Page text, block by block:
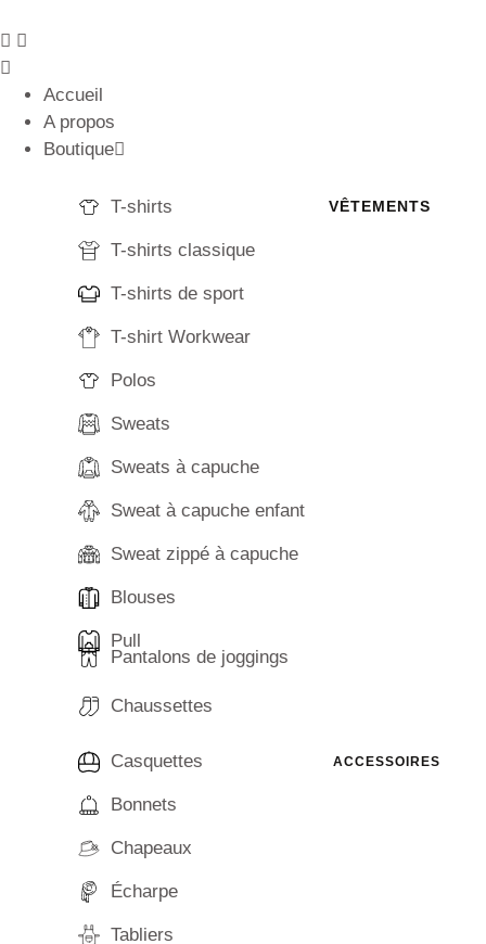
Accueil
A propos
Boutique
VÊTEMENTS
T-shirts
T-shirts classique
T-shirts de sport
T-shirt Workwear
Polos
Sweats
Sweats à capuche
Sweat à capuche enfant
Sweat zippé à capuche
Blouses
Pull
Pantalons de joggings
Chaussettes
ACCESSOIRES
Casquettes
Bonnets
Chapeaux
Écharpe
Tabliers